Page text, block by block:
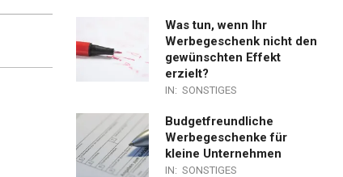
Was tun, wenn Ihr
Werbegeschenk nicht den
gewünschten Effekt
erzielt?
IN: SONSTIGES
Budgetfreundliche
Werbegeschenke für
kleine Unternehmen
IN: SONSTIGES